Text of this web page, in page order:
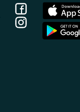
Facebook
Instagram
App
Store
App
Store